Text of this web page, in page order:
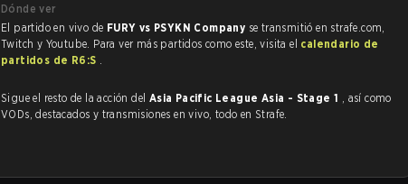
Dónde ver
El partido en vivo de FURY vs PSYKN Company se transmitió en strafe.com,
Twitch y Youtube. Para ver más partidos como este, visita el calendario de
partidos de R6:S .
Sigue el resto de la acción del Asia Pacific League Asia - Stage 1 , así como
VODs, destacados y transmisiones en vivo, todo en Strafe.